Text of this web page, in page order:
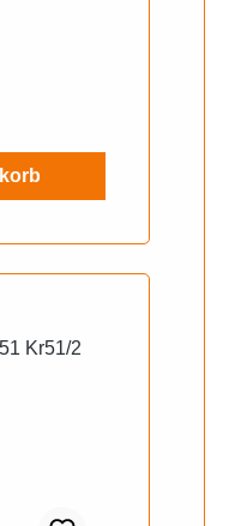
li. u.
6000
1,